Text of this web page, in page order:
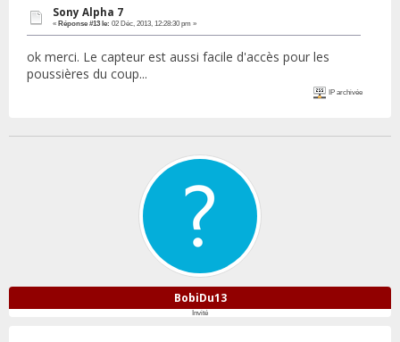
Sony Alpha 7
« Réponse #13 le: 02 Déc, 2013, 12:28:30 pm »
ok merci. Le capteur est aussi facile d'accès pour les
poussières du coup...
IP archivée
BobiDu13
Invité